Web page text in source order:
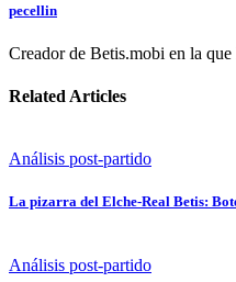
pecellin
Creador de Betis.mobi en la
Related Articles
Análisis post-partido
La pizarra del Elche-Real Betis:
Análisis post-partido